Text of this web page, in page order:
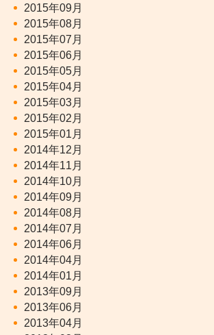
2015年09月
2015年08月
2015年07月
2015年06月
2015年05月
2015年04月
2015年03月
2015年02月
2015年01月
2014年12月
2014年11月
2014年10月
2014年09月
2014年08月
2014年07月
2014年06月
2014年04月
2014年01月
2013年09月
2013年06月
2013年04月